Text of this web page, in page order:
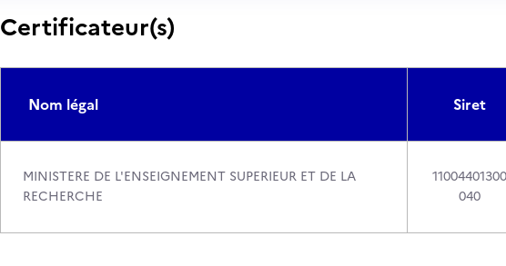
Certificateur(s)
Nom légal Siret
MINISTERE DE L'ENSEIGNEMENT SUPERIEUR ET DE LA
RECHERCHE
11004401300
040